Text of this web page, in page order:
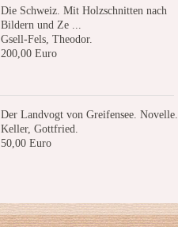
Die Schweiz. Mit Holzschnitten nach
Bildern und Ze ...
Gsell-Fels, Theodor.
200,00 Euro
Der Landvogt von Greifensee. Novelle.
Keller, Gottfried.
50,00 Euro